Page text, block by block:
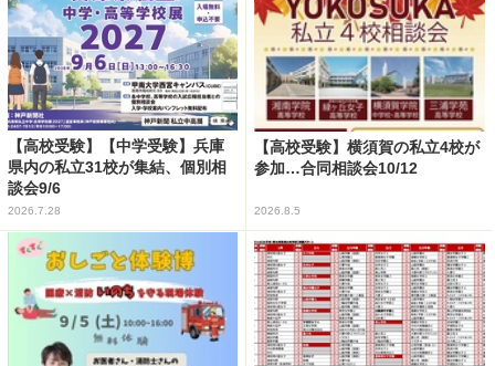
【高校受験】【中学受験】兵庫
県内の私立31校が集結、個別相
談会9/6
2026.7.28
【高校受験】横須賀の私立4校が
参加…合同相談会10/12
2026.8.5